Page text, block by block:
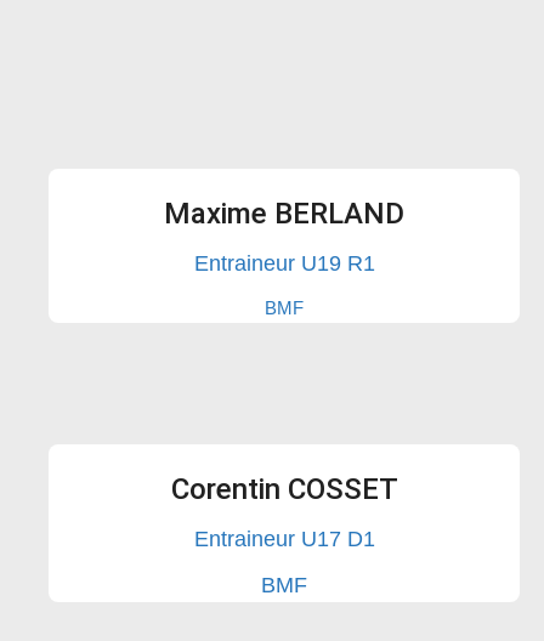
Maxime BERLAND
Entraineur U19 R1
BMF
Corentin COSSET
Entraineur U17 D1
BMF